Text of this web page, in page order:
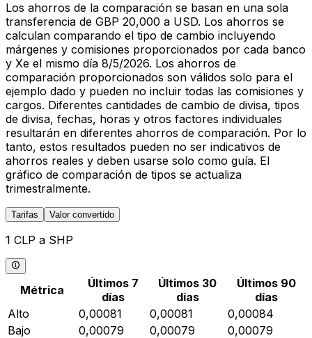
Los ahorros de la comparación se basan en una sola
transferencia de GBP 20,000 a USD. Los ahorros se
calculan comparando el tipo de cambio incluyendo
márgenes y comisiones proporcionados por cada banco
y Xe el mismo día 8/5/2026. Los ahorros de
comparación proporcionados son válidos solo para el
ejemplo dado y pueden no incluir todas las comisiones y
cargos. Diferentes cantidades de cambio de divisa, tipos
de divisa, fechas, horas y otros factores individuales
resultarán en diferentes ahorros de comparación. Por lo
tanto, estos resultados pueden no ser indicativos de
ahorros reales y deben usarse solo como guía. El
gráfico de comparación de tipos se actualiza
trimestralmente.
Tarifas Valor convertido
1 CLP a SHP
Métrica
Últimos 7
días
Últimos 30
días
Últimos 90
días
Alto
0,00081 0,00081
0,00084
Bajo
0,00079 0,00079
0,00079